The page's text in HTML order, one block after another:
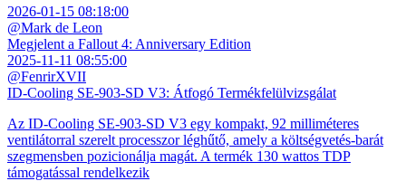
2026-01-15 08:18:00
@Mark de Leon
Megjelent a Fallout 4: Anniversary Edition
2025-11-11 08:55:00
@FenrirXVII
ID-Cooling SE-903-SD V3: Átfogó Termékfelülvizsgálat
Az ID-Cooling SE-903-SD V3 egy kompakt, 92 milliméteres
ventilátorral szerelt processzor léghűtő, amely a költségvetés-barát
szegmensben pozicionálja magát. A termék 130 wattos TDP
támogatással rendelkezik